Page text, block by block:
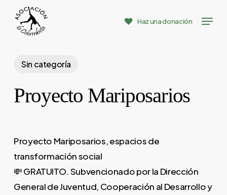
Haz una donación Menu
Sin categoría
Proyecto Mariposarios
Proyecto Mariposarios, espacios de
transformación social
💸 GRATUITO. Subvencionado por la Dirección
General de Juventud, Cooperación al Desarrollo y